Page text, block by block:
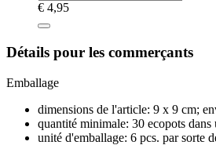
€ 4,95
Détails pour les commerçants
Emballage
dimensions de l'article: 9 x 9 cm;
quantité minimale: 30 ecopots dans
unité d'emballage: 6 pcs. par sorte